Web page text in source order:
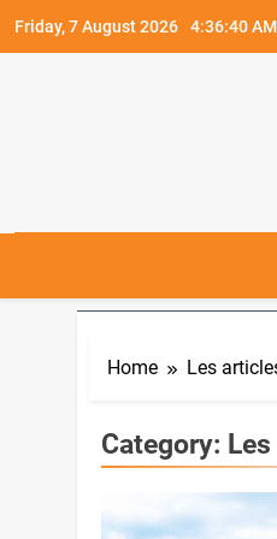
Friday, 7 August 2026 4:36:42 AM
Home Les
Category: